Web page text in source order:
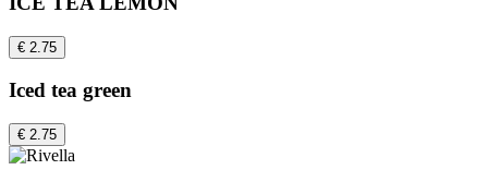
€ 2.75
Iced tea green
€ 2.75